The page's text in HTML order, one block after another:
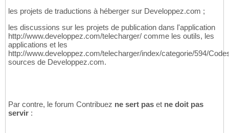
les projets de traductions à héberger sur Developpez.com ;
les discussions sur les projets de publication dans l'application
http://www.developpez.com/telecharger/ comme les outils, les
applications et les
http://www.developpez.com/telecharger/index/categorie/594/
sources de Developpez.com.
Par contre, le forum Contribuez ne sert pas et ne doit pas
servir :